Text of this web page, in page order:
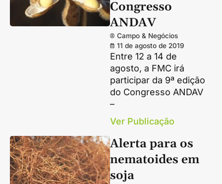
Congresso
ANDAV
Campo & Negócios
11 de agosto de 2019
Entre 12 a 14 de
agosto, a FMC irá
participar da 9ª edição
do Congresso ANDAV
–
Ver Publicação
Alerta para os
nematoides em
soja